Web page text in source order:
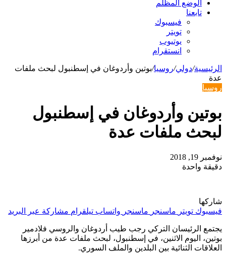
الوضع المظلم
تابعنا
فيسبوك
تويتر
يوتيوب
انستقرام
الرئيسية/دولي/روسيا/بوتين وأردوغان في إسطنبول لبحث ملفات
عدة
روسيا
بوتين وأردوغان في إسطنبول
لبحث ملفات عدة
نوفمبر 19, 2018
دقيقة واحدة
شاركها
فيسبوك تويتر ماسنجر ماسنجر واتساب تيلقرام مشاركة عبر البريد
يجتمع الرئيسان التركي رجب طيب أردوغان والروسي فلادمير
بوتين، اليوم الاثنين، في إسطنبول، لبحث ملفات عدة من أبرزها
العلاقات الثنائية بين البلدين والملف السوري.